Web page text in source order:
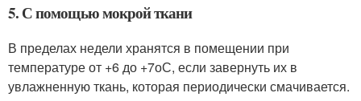
5. С помощью мокрой ткани
В пределах недели хранятся в помещении при
температуре от +6 до +7оС, если завернуть их в
увлажненную ткань, которая периодически смачивается.